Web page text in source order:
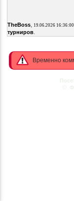
TheBoss, 19.06.2026 16:36:00
турниров.
Временно